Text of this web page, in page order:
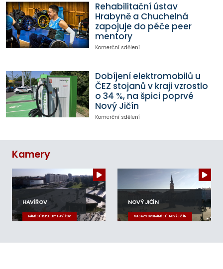
Rehabilitační ústav
Hrabyně a Chuchelná
zapojuje do péče peer
mentory
Komerční sdělení
Dobíjení elektromobilů u
ČEZ stojanů v kraji vzrostlo
o 34 %, na špici poprvé
Nový Jičín
Komerční sdělení
Kamery
HAVÍŘOV
NÁMĚSTÍ REPUBLIKY, HAVÍŘOV
NOVÝ JIČÍN
MASARYKOVO NÁMĚSTÍ, NOVÝ JIČÍN